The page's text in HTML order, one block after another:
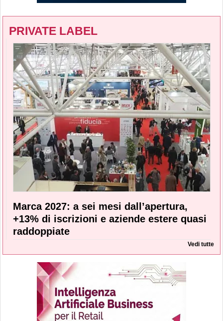
PRIVATE LABEL
Marca 2027: a sei mesi dall’apertura,
+13% di iscrizioni e aziende estere quasi
raddoppiate
Vedi tutte